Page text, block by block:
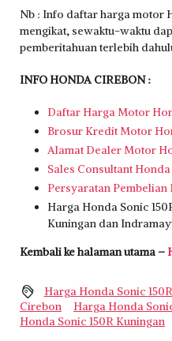
Nb : Info daftar harga motor
mengikat, sewaktu-waktu
pemberitahuan terlebih
INFO HONDA CIREBON :
Daftar Harga Motor
Brosur Kredit Motor
Alamat Dealer Motor
Sales Consultant
Persyaratan
Harga Honda Sonic
Kuningan dan
Kembali ke halaman utama –
Harga Honda Sonic 150R
Cirebon
Harga Honda
Honda Sonic 150R Kuningan